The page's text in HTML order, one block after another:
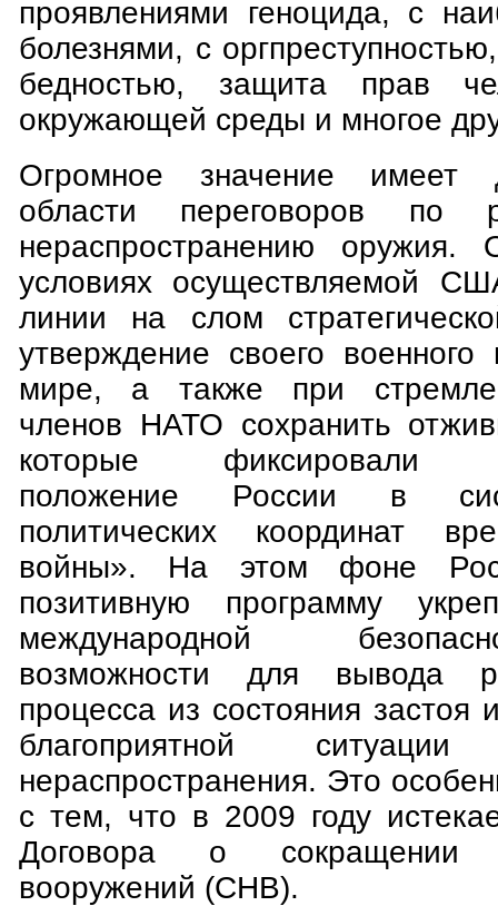
проявлениями геноцида, с
болезнями, с
бедностью, защита прав
окружающей среды и многое
Огромное значение имеет
области переговоров по
нераспространению оружия.
условиях осуществляемой
линии на слом
утверждение своего военного
мире, а также при
членов НАТО сохранить
которые фиксировали
положение России в
политических координат
войны». На этом фоне
позитивную программу
международной
возможности для вывода
процесса из состояния застоя
благоприятной
нераспространения. Это
с тем, что в 2009 году
Договора о сокращении
вооружений (СНВ).